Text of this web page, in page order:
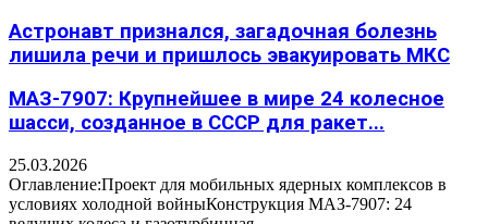
Астронавт признался, загадочная болезнь
лишила речи и пришлось эвакуировать МКС
МАЗ-7907: Крупнейшее в мире 24 колесное
шасси, созданное в СССР для ракет...
25.03.2026
Оглавление:Проект для мобильных ядерных комплексов в
условиях холодной войныКонструкция МАЗ-7907: 24